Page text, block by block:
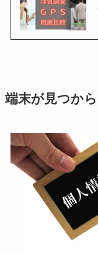
端末が見つか